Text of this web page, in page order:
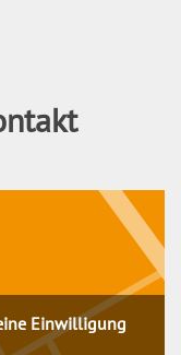
Einwilligung